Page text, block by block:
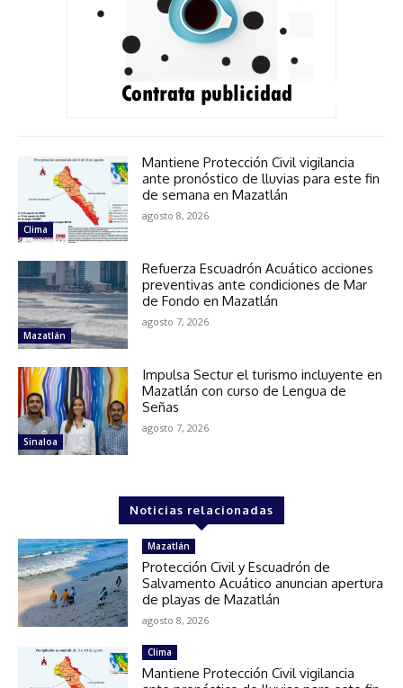
Clima
Mantiene Protección Civil vigilancia
ante pronóstico de lluvias para este fin
de semana en Mazatlán
agosto 8, 2026
Mazatlán
Refuerza Escuadrón Acuático acciones
preventivas ante condiciones de Mar
de Fondo en Mazatlán
agosto 7, 2026
Sinaloa
Impulsa Sectur el turismo incluyente en
Mazatlán con curso de Lengua de
Señas
agosto 7, 2026
Noticias relacionadas
Mazatlán
Protección Civil y Escuadrón de
Salvamento Acuático anuncian apertura
de playas de Mazatlán
agosto 8, 2026
Clima
Mantiene Protección Civil vigilancia